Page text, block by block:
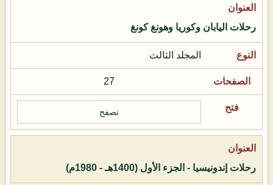
رحلات اليابان وكوريا وهونغ كونغ
المجلد الثالث
27
تصفح
رحلات إندونيسيا - الجزء الأول (1400هـ - 1980م)